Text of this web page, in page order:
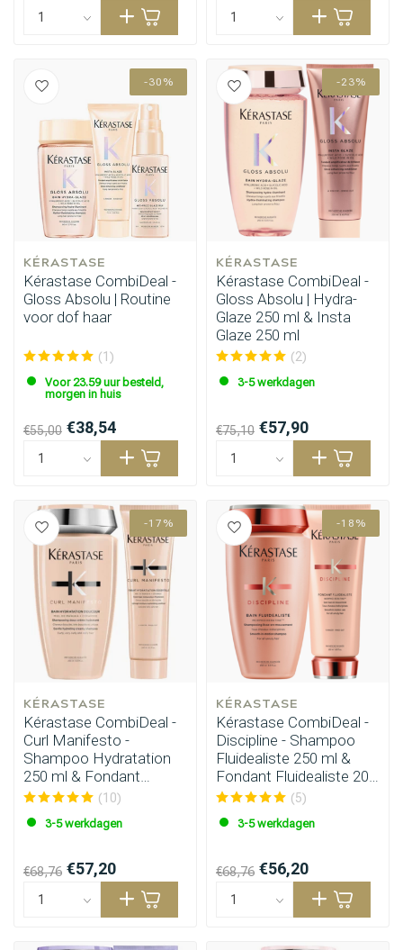
-30%
KÉRASTASE
Kérastase CombiDeal -
Gloss Absolu | Routine
voor dof haar
(1)
Voor 23.59 uur besteld,
morgen in huis
€55,00 €38,54
-23%
KÉRASTASE
Kérastase CombiDeal -
Gloss Absolu | Hydra-
Glaze 250 ml & Insta
Glaze 250 ml
(2)
3-5 werkdagen
€75,10 €57,90
-17%
KÉRASTASE
Kérastase CombiDeal -
Curl Manifesto -
Shampoo Hydratation
250 ml & Fondant
Hydratation 250 ml
(10)
3-5 werkdagen
€68,76 €57,20
-18%
KÉRASTASE
Kérastase CombiDeal -
Discipline - Shampoo
Fluidealiste 250 ml &
Fondant Fluidealiste 200
ml
(5)
3-5 werkdagen
€68,76 €56,20